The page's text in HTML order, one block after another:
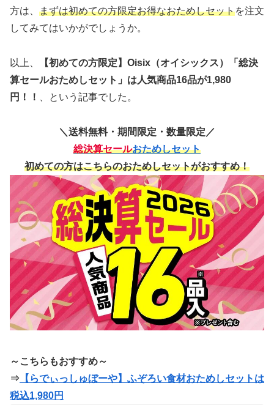
方は、 まずは初めての方限定お得なおためしセットを注文
してみてはいかがでしょうか。
以上、
【初めての方限定】Oisix（オイシックス）「総決
算セールおためしセット」は人気商品16品が1,980
円！！
、という記事でした。
＼送料無料・期間限定・数量限定／
総決算セールおためしセット
初めての方はこちらのおためしセットがおすすめ！
～こちらもおすすめ～
⇒ 【らでぃっしゅぼーや】ふぞろい食材おためしセットは
税込1,980円